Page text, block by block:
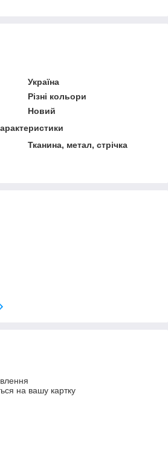
Україна
Різні кольори
Новий
Тканина, метал, стрічка
на вашу картку